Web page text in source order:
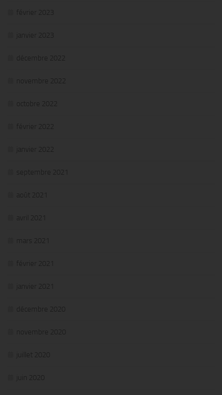
février 2023
janvier 2023
décembre 2022
novembre 2022
octobre 2022
février 2022
janvier 2022
septembre 2021
août 2021
avril 2021
mars 2021
février 2021
janvier 2021
décembre 2020
novembre 2020
juillet 2020
juin 2020